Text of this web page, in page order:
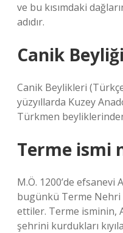
ve bu kısımdaki
adıdır.
Canik
Canik Beylikleri
yüzyıllarda Kuzey
Türkmen
Terme ismi
M.Ö. 1200’de efsanevi
bugünkü Terme Nehri
ettiler. Terme isminin,
şehrini kurdukları